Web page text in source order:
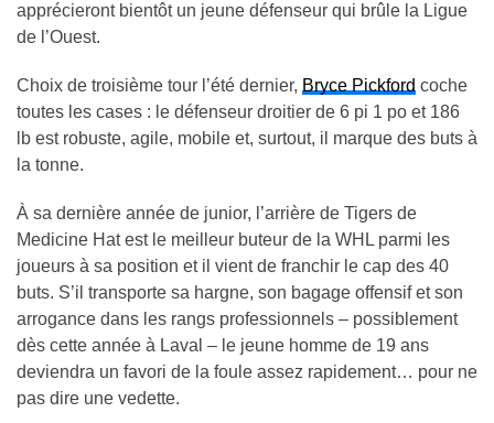
apprécieront bientôt un jeune défenseur qui brûle la Ligue
de l’Ouest.
Choix de troisième tour l’été dernier, Bryce Pickford coche
toutes les cases : le défenseur droitier de 6 pi 1 po et 186
lb est robuste, agile, mobile et, surtout, il marque des buts à
la tonne.
À sa dernière année de junior, l’arrière de Tigers de
Medicine Hat est le meilleur buteur de la WHL parmi les
joueurs à sa position et il vient de franchir le cap des 40
buts. S’il transporte sa hargne, son bagage offensif et son
arrogance dans les rangs professionnels – possiblement
dès cette année à Laval – le jeune homme de 19 ans
deviendra un favori de la foule assez rapidement… pour ne
pas dire une vedette.